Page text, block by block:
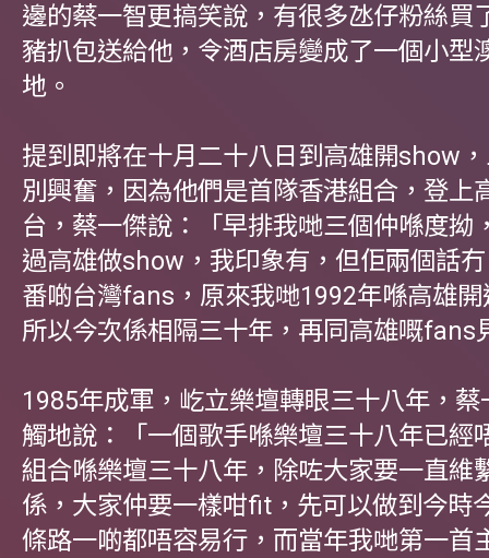
邊的蔡一智更搞笑說，有很多氹仔粉絲買
豬扒包送給他，令酒店房變成了一個小型
地。
提到即將在十月二十八日到高雄開show
別興奮，因為他們是首隊香港組合，登上
台，蔡一傑說：「早排我哋三個仲喺度拗
過高雄做show，我印象有，但佢兩個話
番啲台灣fans，原來我哋1992年喺高雄
所以今次係相隔三十年，再同高雄嘅fans
1985年成軍，屹立樂壇轉眼三十八年，
觸地說：「一個歌手喺樂壇三十八年已經
組合喺樂壇三十八年，除咗大家要一直維
係，大家仲要一樣咁fit，先可以做到今時
條路一啲都唔容易行，而當年我哋第一首